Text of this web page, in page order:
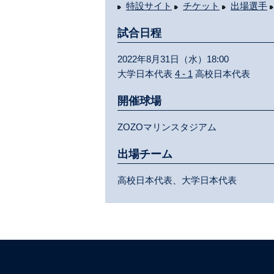
特設サイト チケット 出場選手
試合日程
2022年8月31日（水）18:00
大学日本代表 4 - 1 高校日本代表
開催球場
ZOZOマリンスタジアム
出場チーム
高校日本代表、大学日本代表